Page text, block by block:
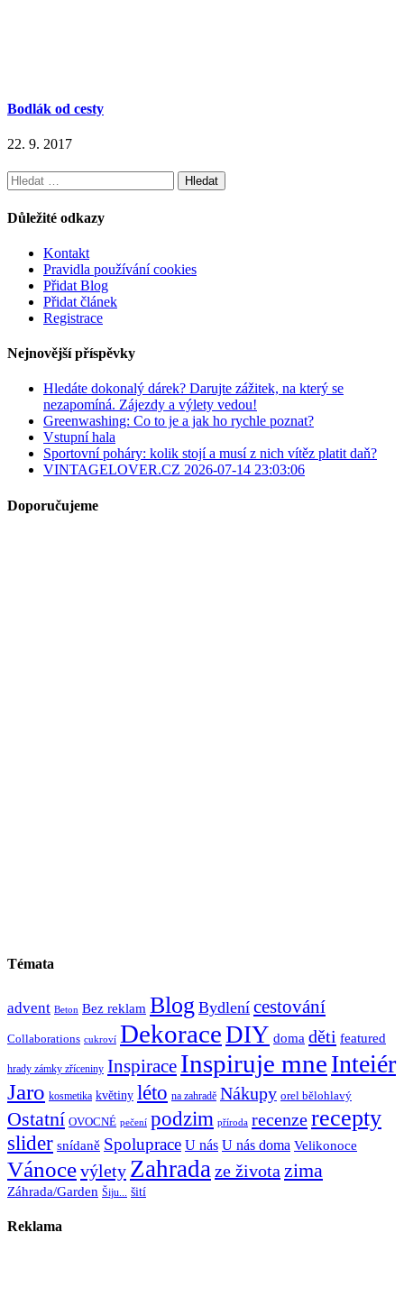
Bodlák od cesty
22. 9. 2017
Vyhledávání
Důležité odkazy
Kontakt
Pravidla používání cookies
Přidat Blog
Přidat článek
Registrace
Nejnovější příspěvky
Hledáte dokonalý dárek? Darujte zážitek, na který se
nezapomíná. Zájezdy a výlety vedou!
Greenwashing: Co to je a jak ho rychle poznat?
Vstupní hala
Sportovní poháry: kolik stojí a musí z nich vítěz platit daň?
VINTAGELOVER.CZ 2026-07-14 23:03:06
Doporučujeme
Témata
advent Beton Bez reklam Blog Bydlení cestování
Collaborations cukroví DekoraceDIY doma děti featured
hrady zámky zříceniny Inspirace Inspiruje mneInteiér
Jaro kosmetika květiny léto na zahradě Nákupy orel bělohlavý
Ostatní OVOCNÉ pečení podzim příroda recenzerecepty
slider snídaně Spoluprace U nás U nás doma Velikonoce
Vánocevýlety Zahrada ze života zima
Záhrada/Garden Šiju... šití
Reklama